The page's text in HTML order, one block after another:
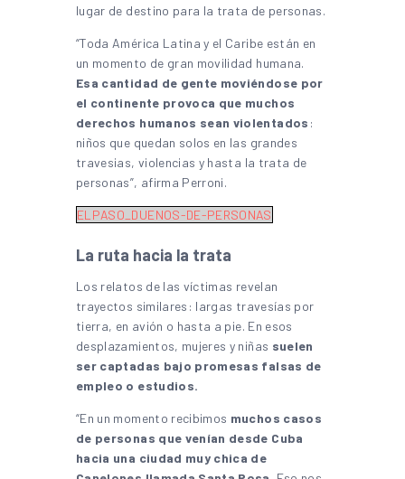
lugar de destino para la trata de personas.
“Toda América Latina y el Caribe están en
un momento de gran movilidad humana.
Esa cantidad de gente moviéndose por
el continente provoca que muchos
derechos humanos sean violentados :
niños que quedan solos en las grandes
travesias, violencias y hasta la trata de
personas”, afirma Perroni.
ELPASO_DUENOS-DE-PERSONAS
La ruta hacia la trata
Los relatos de las víctimas revelan
trayectos similares: largas travesías por
tierra, en avión o hasta a pie. En esos
desplazamientos, mujeres y niñas suelen
ser captadas bajo promesas falsas de
empleo o estudios.
“En un momento recibimos muchos casos
de personas que venían desde Cuba
hacia una ciudad muy chica de